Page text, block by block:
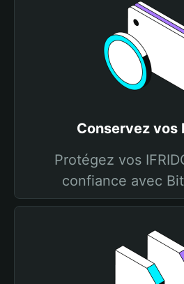
Conservez vos
Protégez vos
confiance avec